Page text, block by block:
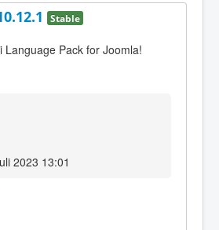
Stable
Language Pack for Joomla!
2023 13:01